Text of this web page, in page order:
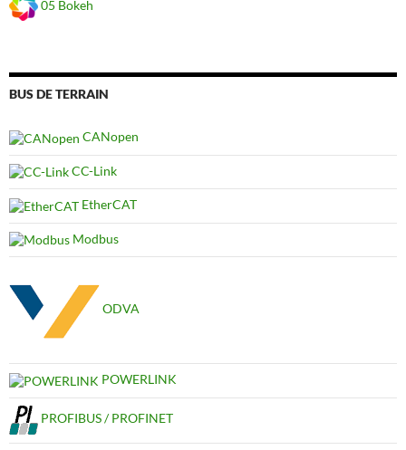
05 Bokeh
BUS DE TERRAIN
CANopen
CC-Link
EtherCAT
Modbus
ODVA
POWERLINK
PROFIBUS / PROFINET